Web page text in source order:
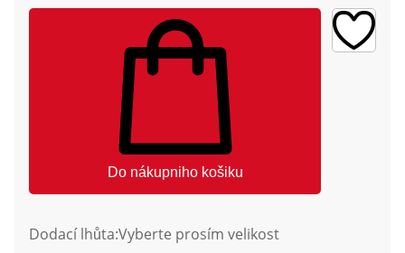
Do nákupniho košiku
Dodací lhůta:Vyberte prosím velikost